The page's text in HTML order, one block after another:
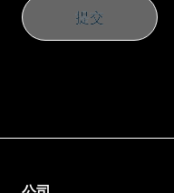
提交
提交